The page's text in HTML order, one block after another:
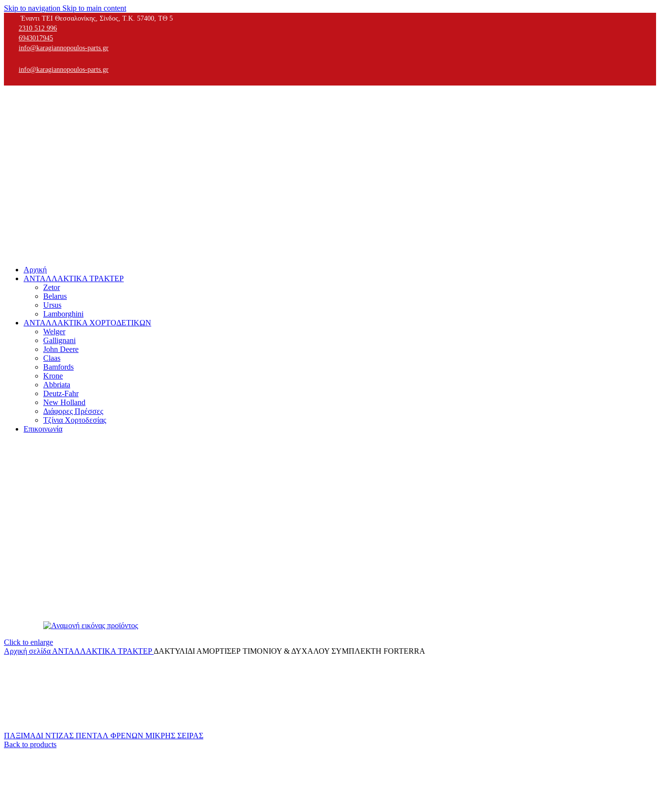
Skip to navigation Skip to main content
Έναντι ΤΕΙ Θεσσαλονίκης, Σίνδος, Τ.Κ. 57400, ΤΘ 5
2310 512 996
6943017945
info@karagiannopoulos-parts.gr
info@karagiannopoulos-parts.gr
Αρχική
ΑΝΤΑΛΛΑΚΤΙΚΑ ΤΡΑΚΤΕΡ
Zetor
Belarus
Ursus
Lamborghini
ΑΝΤΑΛΛΑΚΤΙΚΑ ΧΟΡΤΟΔΕΤΙΚΩΝ
Welger
Gallignani
John Deere
Claas
Bamfords
Krone
Abbriata
Deutz-Fahr
New Holland
Διάφορες Πρέσσες
Τζίνια Χορτοδεσίας
Επικοινωνία
Click to enlarge
Αρχική σελίδα ΑΝΤΑΛΛΑΚΤΙΚΑ ΤΡΑΚΤΕΡ ΔΑΚΤΥΛΙΔΙ ΑΜΟΡΤΙΣΕΡ ΤΙΜΟΝΙΟΥ & ΔΥΧΑΛΟΥ ΣΥΜΠΛΕΚΤΗ FORTERRA
ΠΑΞΙΜΑΔΙ ΝΤΙΖΑΣ ΠΕΝΤΑΛ ΦΡΕΝΩΝ ΜΙΚΡΗΣ ΣΕΙΡΑΣ
Back to products